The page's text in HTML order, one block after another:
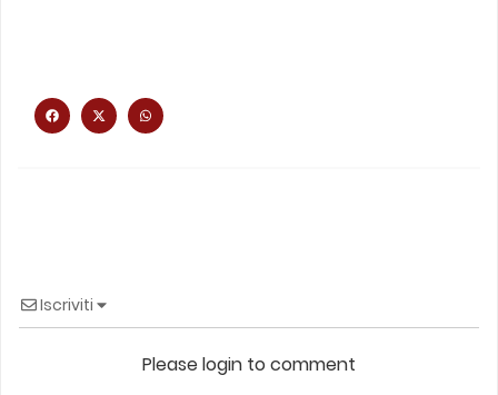
Iscriviti
Please login to comment